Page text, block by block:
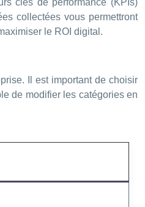
clés de performance (KPIs)
collectées vous permettront
le ROI digital.
Il est important de choisir
de modifier les catégories en